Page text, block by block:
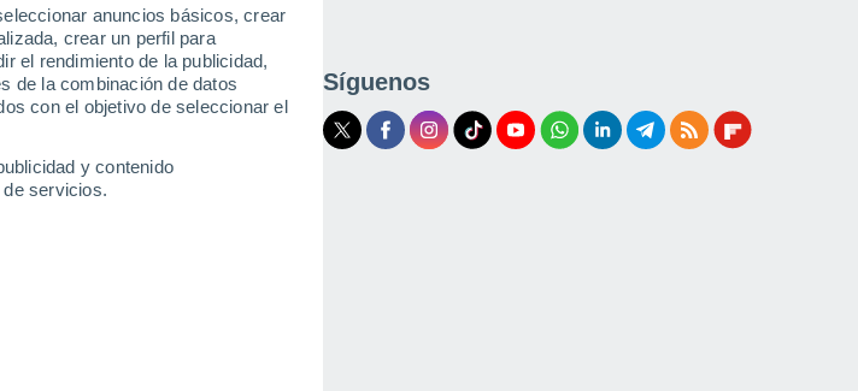
anuncios básicos, crear
crear un perfil para
el rendimiento de la publicidad,
de la combinación de datos
con el objetivo de seleccionar el
y contenido
servicios.
Síguenos